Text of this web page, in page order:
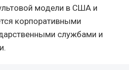
модели в США и
корпоративными
службами и